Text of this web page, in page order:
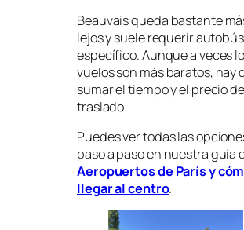
Beauvais queda bastante
lejos y suele requerir autobús
específico. Aunque a veces
vuelos son más baratos, hay
sumar el tiempo y el precio
traslado.
Puedes ver todas las
paso a paso en nuestra guía
Aeropuertos de París y
llegar al centro.